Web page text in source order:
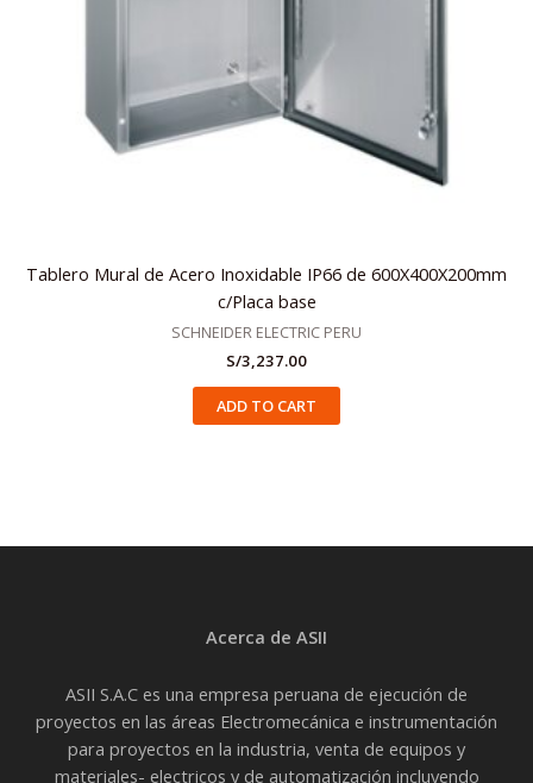
Tablero Mural de Acero Inoxidable IP66 de 600X400X200mm
c/Placa base
SCHNEIDER ELECTRIC PERU
S/3,237.00
ADD TO CART
Acerca de ASII
ASII S.A.C es una empresa peruana de ejecución de
proyectos en las áreas Electromecánica e instrumentación
para proyectos en la industria, venta de equipos y
materiales- electricos y de automatización incluyendo